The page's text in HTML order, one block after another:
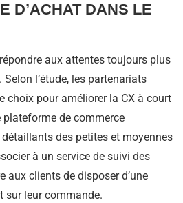
D’ACHAT DANS LE
aux attentes toujours plus
l’étude, les partenariats
choix pour améliorer la CX à court
plateforme de commerce
des petites et moyennes
à un service de suivi des
aux clients de disposer d’une
sur leur commande.